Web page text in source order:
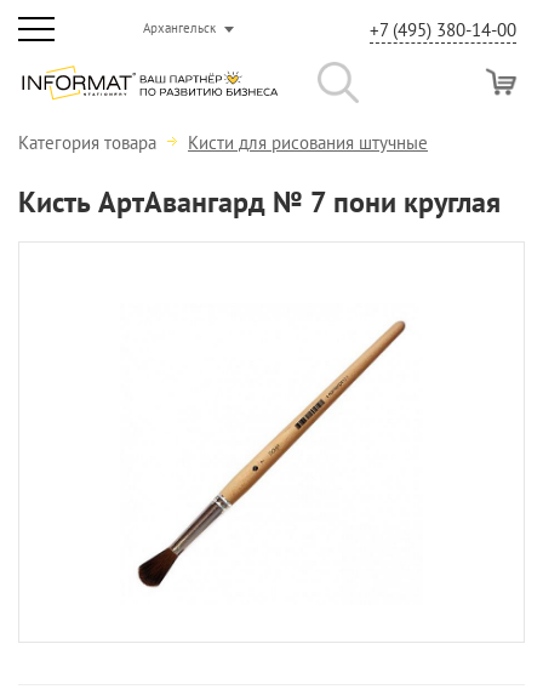
Архангельск +7 (495) 380-14-00
Категория товара Кисти для рисования штучные
Кисть АртАвангард № 7 пони круглая